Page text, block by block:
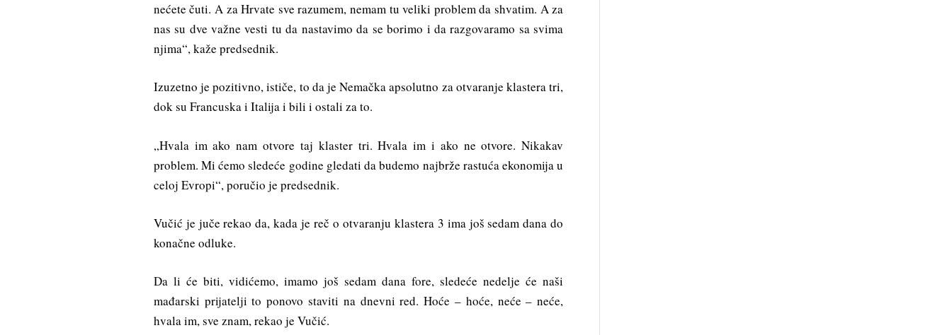
nećete čuti. A za Hrvate sve razumem, nemam tu veliki problem da shvatim. A za
nas su dve važne vesti tu da nastavimo da se borimo i da razgovaramo sa svima
njima“, kaže predsednik.
Izuzetno je pozitivno, ističe, to da je Nemačka apsolutno za otvaranje klastera tri,
dok su Francuska i Italija i bili i ostali za to.
„Hvala im ako nam otvore taj klaster tri. Hvala im i ako ne otvore. Nikakav
problem. Mi ćemo sledeće godine gledati da budemo najbrže rastuća ekonomija u
celoj Evropi“, poručio je predsednik.
Vučić je juče rekao da, kada je reč o otvaranju klastera 3 ima još sedam dana do
konačne odluke.
Da li će biti, vidićemo, imamo još sedam dana fore, sledeće nedelje će naši
mađarski prijatelji to ponovo staviti na dnevni red. Hoće – hoće, neće – neće,
hvala im, sve znam, rekao je Vučić.